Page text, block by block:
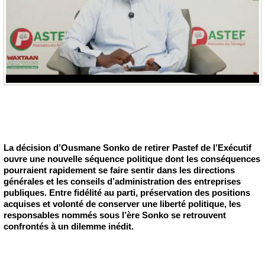
La décision d’Ousmane Sonko de retirer Pastef de l’Exécutif
ouvre une nouvelle séquence politique dont les conséquences
pourraient rapidement se faire sentir dans les directions
générales et les conseils d’administration des entreprises
publiques. Entre fidélité au parti, préservation des positions
acquises et volonté de conserver une liberté politique, les
responsables nommés sous l’ère Sonko se retrouvent
confrontés à un dilemme inédit.